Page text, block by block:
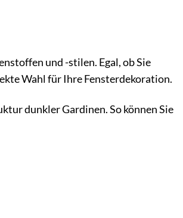
und -stilen. Egal, ob Sie
Wahl für Ihre Fensterdekoration.
dunkler Gardinen. So können Sie